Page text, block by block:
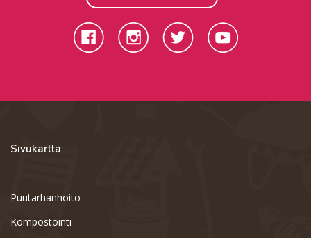
Sivukartta
Puutarhanhoito
Kompostointi